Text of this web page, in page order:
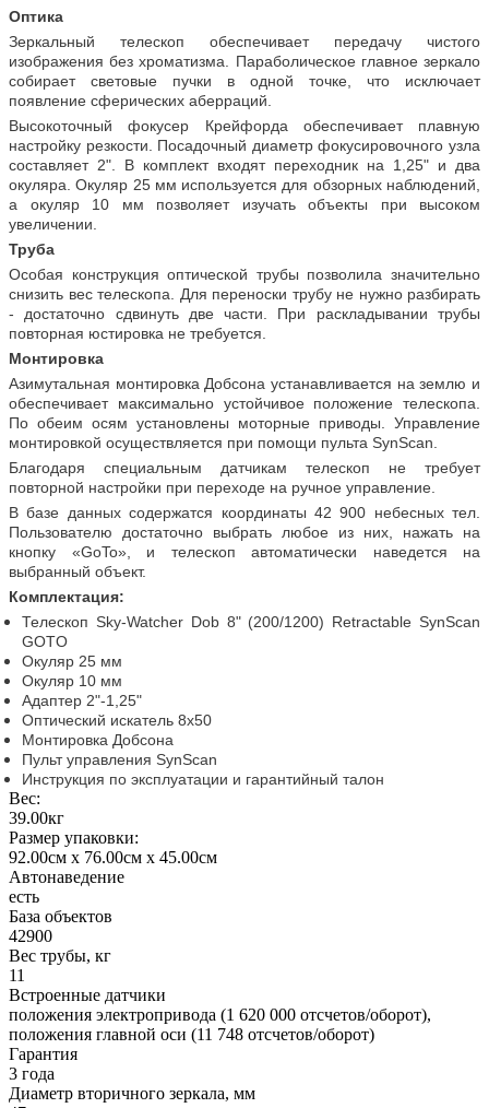
Оптика
Зеркальный телескоп обеспечивает передачу чистого
изображения без хроматизма. Параболическое главное зеркало
собирает световые пучки в одной точке, что исключает
появление сферических аберраций.
Высокоточный фокусер Крейфорда обеспечивает плавную
настройку резкости. Посадочный диаметр фокусировочного узла
составляет 2". В комплект входят переходник на 1,25" и два
окуляра. Окуляр 25 мм используется для обзорных наблюдений,
а окуляр 10 мм позволяет изучать объекты при высоком
увеличении.
Труба
Особая конструкция оптической трубы позволила значительно
снизить вес телескопа. Для переноски трубу не нужно разбирать
- достаточно сдвинуть две части. При раскладывании трубы
повторная юстировка не требуется.
Монтировка
Азимутальная монтировка Добсона устанавливается на землю и
обеспечивает максимально устойчивое положение телескопа.
По обеим осям установлены моторные приводы. Управление
монтировкой осуществляется при помощи пульта SynScan.
Благодаря специальным датчикам телескоп не требует
повторной настройки при переходе на ручное управление.
В базе данных содержатся координаты 42 900 небесных тел.
Пользователю достаточно выбрать любое из них, нажать на
кнопку «GoTo», и телескоп автоматически наведется на
выбранный объект.
Комплектация:
Телескоп Sky-Watcher Dob 8" (200/1200) Retractable SynScan
GOTO
Окуляр 25 мм
Окуляр 10 мм
Адаптер 2"-1,25"
Оптический искатель 8x50
Монтировка Добсона
Пульт управления SynScan
Инструкция по эксплуатации и гарантийный талон
Вес:
39.00кг
Размер упаковки:
92.00см x 76.00см x 45.00см
Автонаведение
есть
База объектов
42900
Вес трубы, кг
11
Встроенные датчики
положения электропривода (1 620 000 отсчетов/оборот),
положения главной оси (11 748 отсчетов/оборот)
Гарантия
3 года
Диаметр вторичного зеркала, мм